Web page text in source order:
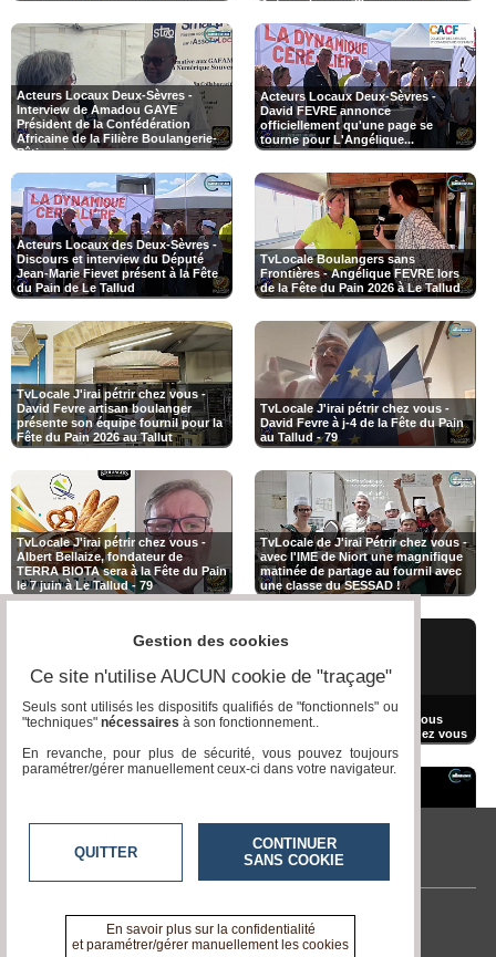
Acteurs locaux 79
Acteurs Locaux Deux-Sèvres -
Interview de Amadou GAYE
Président de la Confédération
Africaine de la Filière Boulangerie-
Pâtisserie
Acteurs Locaux Deux-Sèvres -
David FEVRE annonce
officiellement qu'une page se
tourne pour L'Angélique...
Acteurs Locaux des Deux-Sèvres -
Discours et interview du Député
Jean-Marie Fievet présent à la Fête
du Pain de Le Tallud
TvLocale Boulangers sans
Frontières - Angélique FEVRE lors
de la Fête du Pain 2026 à Le Tallud
TvLocale J'irai pétrir chez vous -
David Fevre artisan boulanger
présente son équipe fournil pour la
Fête du Pain 2026 au Tallut
TvLocale J'irai pétrir chez vous -
David Fevre à j-4 de la Fête du Pain
au Tallud - 79
TvLocale J'irai pétrir chez vous -
Albert Bellaize, fondateur de
TERRA BIOTA sera à la Fête du Pain
le 7 juin à Le Tallud - 79
TvLocale de J'irai Pétrir chez vous -
avec l'IME de Niort une magnifique
matinée de partage au fournil avec
une classe du SESSAD !
vous présente Thomas LESUR
traiteur L'Île aux Délices à Dolus
TV Locale du Tallud - avec
aujourd'hui Apolline chez vous
chez David de j'irai pétrir chez vous
TV Locale de Boulangers sans
dans le monde
TvLocale J'irai pétrir chez vous -
David Fevre artisan boulanger chez
Marcel le boulanger au Togo
J'irai pétrir chez vous
Contactez-nous
En savoir +
Gestion des cookies
Ce site n'utilise AUCUN cookie de "traçage"
Seuls sont utilisés les dispositifs qualifiés de "fonctionnels" ou
"techniques" nécessaires à son fonctionnement..
En revanche, pour plus de sécurité, vous pouvez toujours
paramétrer/gérer manuellement ceux-ci dans votre navigateur.
QUITTER
CONTINUER
SANS COOKIE
En savoir plus sur la confidentialité
et paramétrer/gérer manuellement les cookies